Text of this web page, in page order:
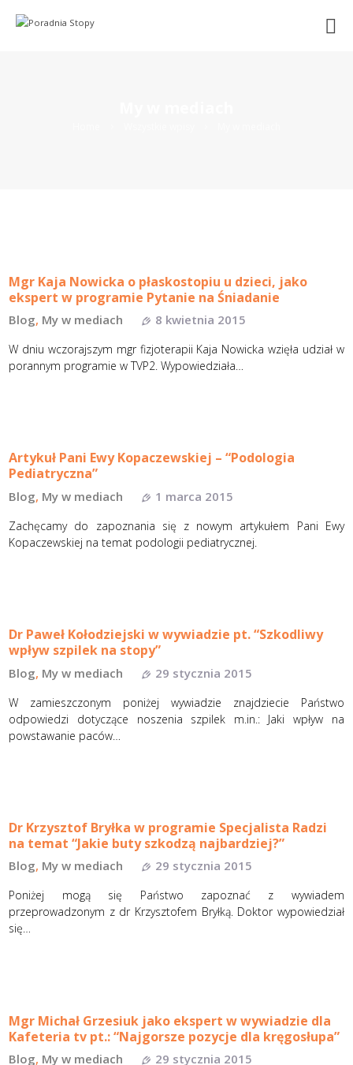
HALUKSY
Mgr Kaja Nowicka o płaskostopiu u dzieci, jako
ekspert w programie Pytanie na Śniadanie
Blog, My w mediach 8 kwietnia 2015
W dniu wczorajszym mgr fizjoterapii Kaja Nowicka wzięła udział w
porannym programie w TVP2. Wypowiedziała…
Artykuł Pani Ewy Kopaczewskiej – “Podologia
Pediatryczna”
Blog, My w mediach 1 marca 2015
Zachęcamy do zapoznania się z nowym artykułem Pani Ewy
Kopaczewskiej na temat podologii pediatrycznej.
Dr Paweł Kołodziejski w wywiadzie pt. “Szkodliwy
wpływ szpilek na stopy”
Blog, My w mediach 29 stycznia 2015
W zamieszczonym poniżej wywiadzie znajdziecie Państwo
odpowiedzi dotyczące noszenia szpilek m.in.: Jaki wpływ na
powstawanie paców…
Dr Krzysztof Bryłka w programie Specjalista Radzi
na temat “Jakie buty szkodzą najbardziej?”
Blog, My w mediach 29 stycznia 2015
Poniżej mogą się Państwo zapoznać z wywiadem
przeprowadzonym z dr Krzysztofem Bryłką. Doktor wypowiedział
się…
Mgr Michał Grzesiuk jako ekspert w wywiadzie dla
Kafeteria tv pt.: “Najgorsze pozycje dla kręgosłupa”
Blog, My w mediach 29 stycznia 2015